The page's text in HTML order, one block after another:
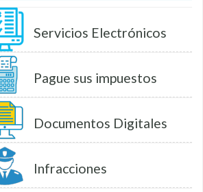
Servicios Electrónicos
Pague sus impuestos
Documentos Digitales
Infracciones